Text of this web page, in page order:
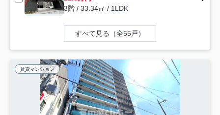
3階 / 33.34㎡ / 1LDK
すべて見る（全55戸）
賃貸マンション